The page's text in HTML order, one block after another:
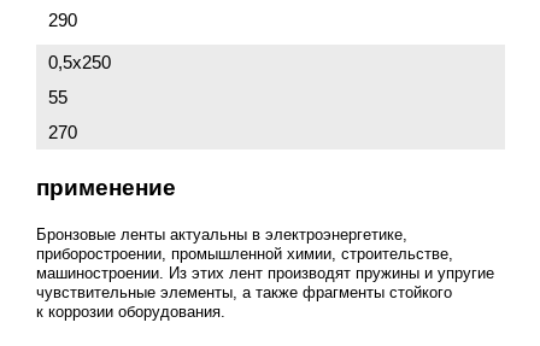
290
0,5x250
55
270
применение
Бронзовые ленты актуальны в электроэнергетике,
приборостроении, промышленной химии, строительстве,
машиностроении. Из этих лент производят пружины и упругие
чувствительные элементы, а также фрагменты стойкого
к коррозии оборудования.